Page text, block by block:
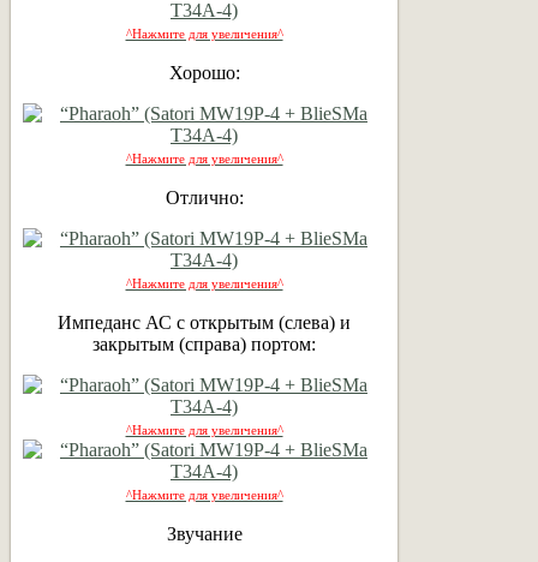
^Нажмите для увеличения^
Хорошо:
^Нажмите для увеличения^
Отлично:
^Нажмите для увеличения^
Импеданс АС с открытым (слева) и
закрытым (справа) портом:
^Нажмите для увеличения^
^Нажмите для увеличения^
Звучание